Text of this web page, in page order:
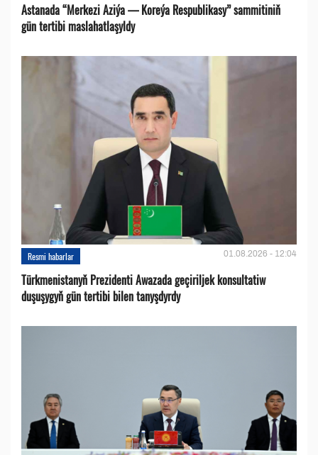
Astanada “Merkezi Aziýa — Koreýa Respublikasy” sammitiniň
gün tertibi maslahatlaşyldy
Resmi habarlar 01.08.2026 - 12:04
Türkmenistanyň Prezidenti Awazada geçiriljek konsultatiw
duşuşygyň gün tertibi bilen tanyşdyrdy